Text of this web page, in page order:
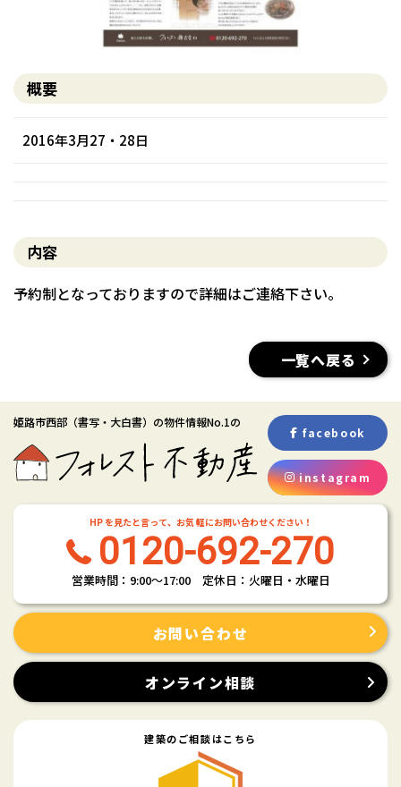
概要
2016年3月27・28日
内容
予約制となっておりますので詳細はご連絡下さい。
一覧へ戻る
姫路市西部 （書写・大白書） の物件情報No.1の
facebook
instagram
HP を見たと言って、お気 軽にお問い合わせください！
0120-692-270
営業時間：9:00〜17:00 定休日：火曜日・水曜日
お問い合わせ
オンライン相談
建築のご相談はこちら